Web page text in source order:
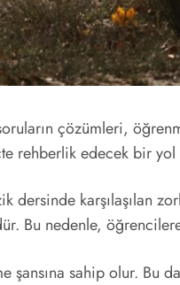
çözümleri,
rehberlik edecek bir yol
karşılaşılan
Bu nedenle,
sahip olur. Bu